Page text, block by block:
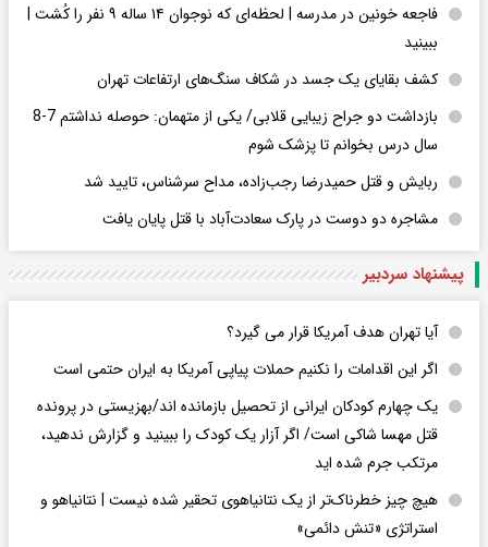
فاجعه خونین در مدرسه | لحظه‌ای که نوجوان ۱۴ ساله ۹ نفر را کُشت |
ببینید
کشف بقایای یک جسد در شکاف سنگ‌های ارتفاعات تهران
بازداشت دو جراح زیبایی قلابی/ یکی از متهمان: حوصله نداشتم 7-8
سال درس بخوانم تا پزشک شوم
ربایش و قتل حمیدرضا رجب‌زاده، مداح سرشناس، تایید شد
مشاجره دو دوست در پارک سعادت‌آباد با قتل پایان یافت
پیشنهاد سردبیر
آیا تهران هدف آمریکا قرار می گیرد؟
اگر این اقدامات را نکنیم حملات پیاپی آمریکا به ایران حتمی است
یک چهارم کودکان ایرانی از تحصیل بازمانده اند/بهزیستی در پرونده
قتل مهسا شاکی است/ اگر آزار یک کودک را ببینید و گزارش ندهید،
مرتکب جرم شده اید
هیچ چیز خطرناک‌تر از یک نتانیاهوی تحقیر شده نیست | نتانیاهو و
استراتژی «تنش دائمی»